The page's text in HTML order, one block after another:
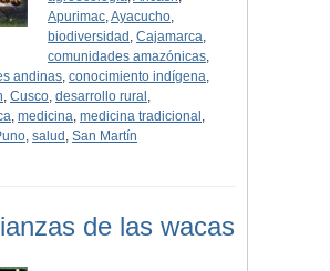
Apurimac,Ayacucho,
biodiversidad ,Cajamarca,
comunidades amazónicas,
andinas, conocimiento indígena,
, Cusco, desarrollo rural ,
, medicina, medicina tradicional ,
, salud , San Martín
de las wacas